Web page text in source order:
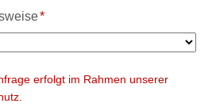
*
erfolgt im Rahmen unserer